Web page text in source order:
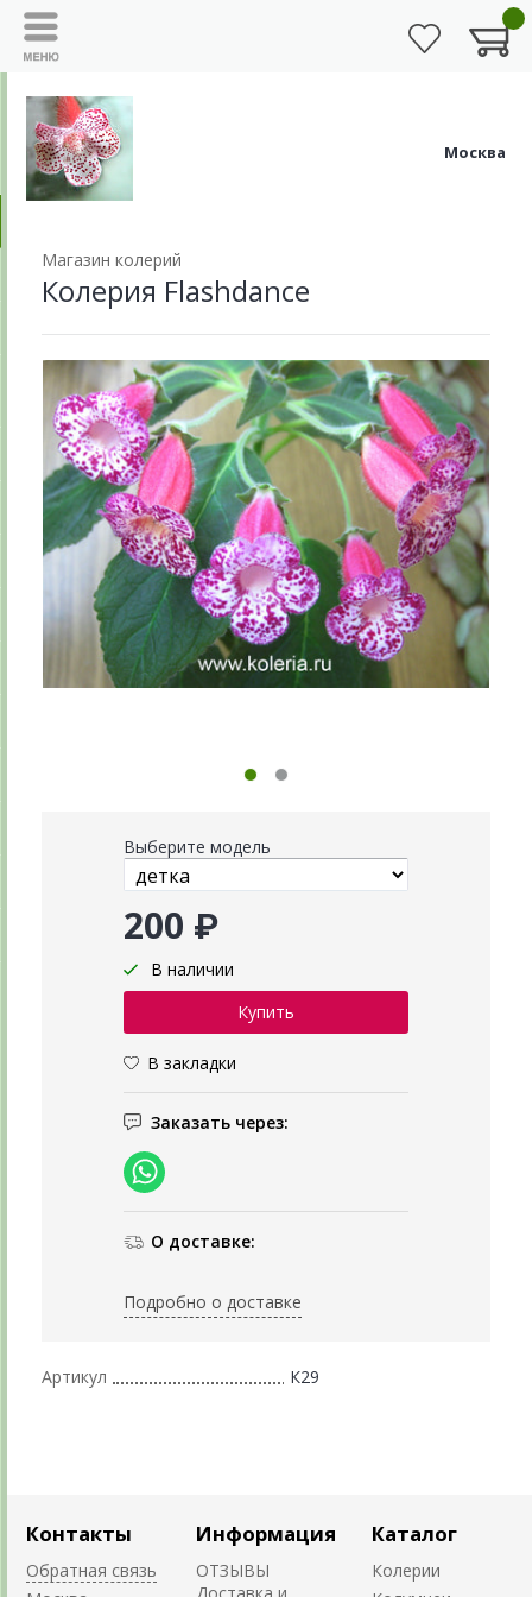
Москва
Магазин колерий
Колерия Flashdance
Выберите модель
200 ₽
В наличии
В закладки
Заказать через:
О доставке:
Подробно о доставке
Артикул К29
Контакты
Обратная связь
Информация
ОТЗЫВЫ
Каталог
Колерии